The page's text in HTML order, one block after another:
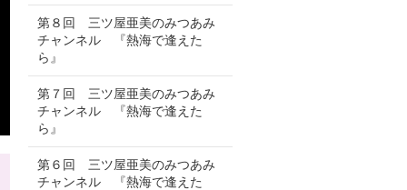
第８回 三ツ屋亜美のみつあみ
チャンネル 『熱海で逢えた
ら』
第７回 三ツ屋亜美のみつあみ
チャンネル 『熱海で逢えた
ら』
第６回 三ツ屋亜美のみつあみ
チャンネル 『熱海で逢えた